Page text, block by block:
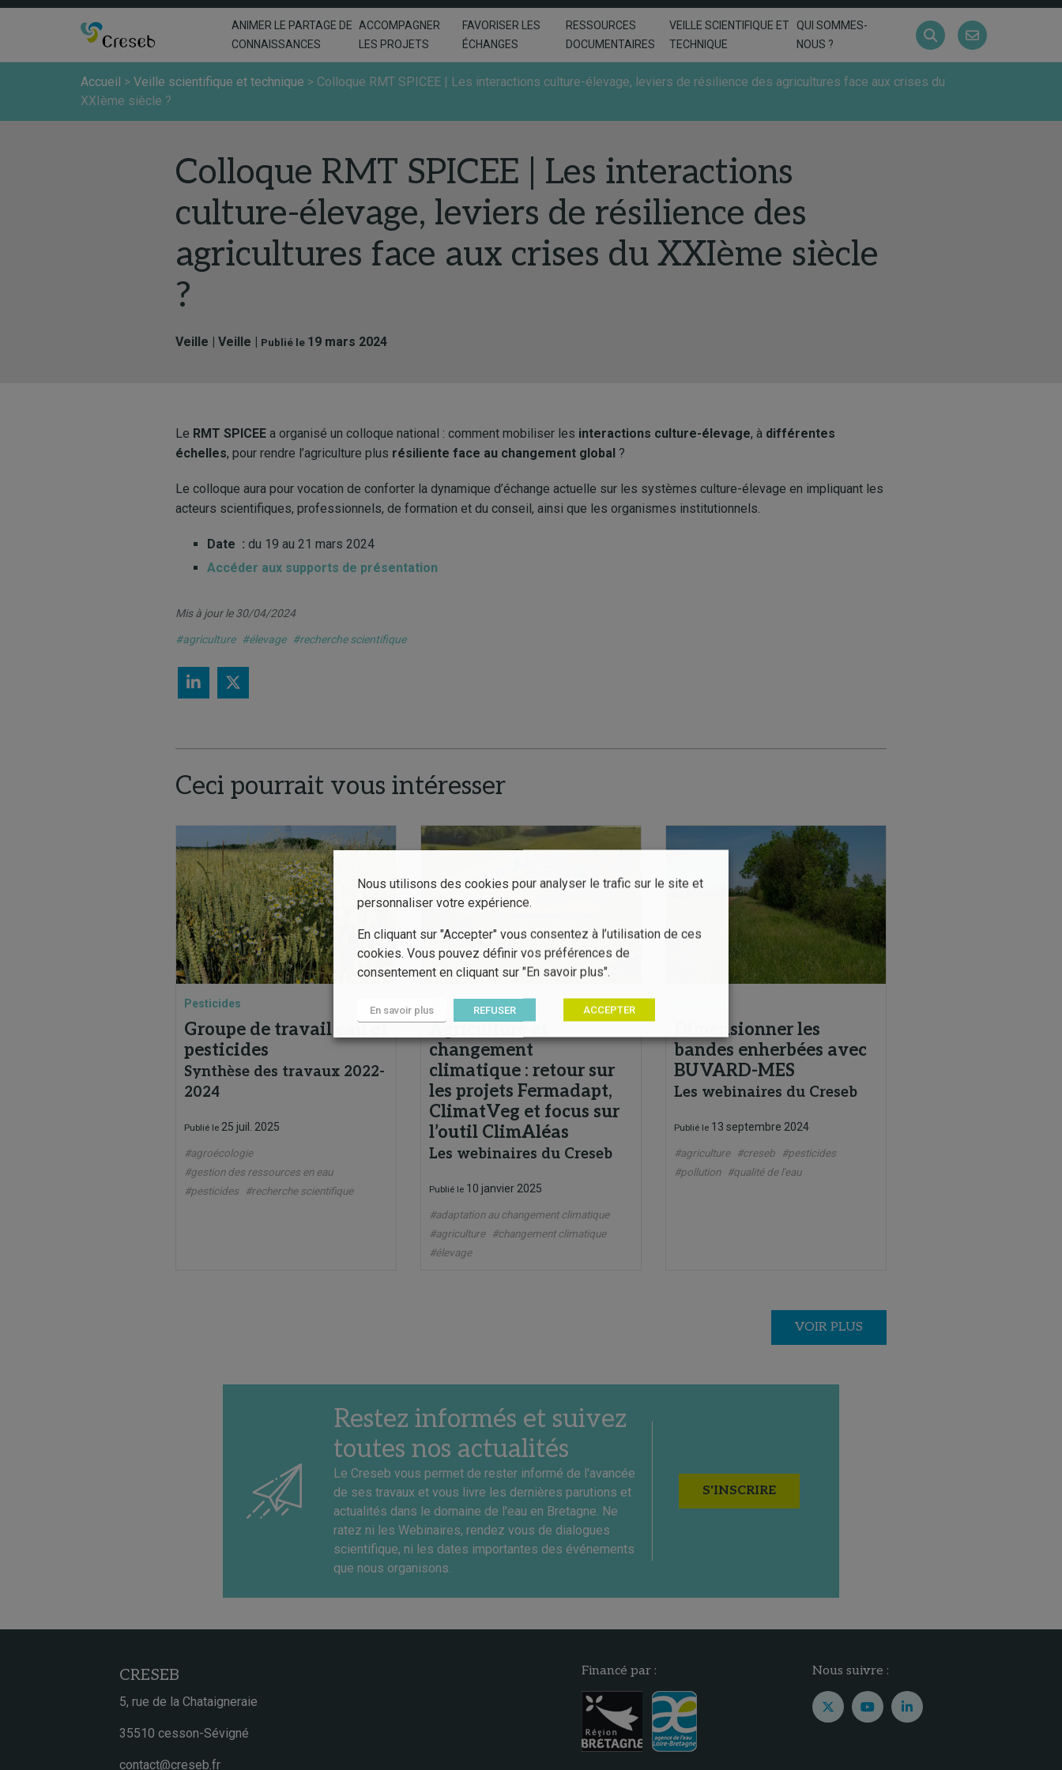
ANIMER LE PARTAGE DE
CONNAISSANCES
ACCOMPAGNER
LES PROJETS
FAVORISER LES
ÉCHANGES
RESSOURCES
DOCUMENTAIRES
VEILLE SCIENTIFIQUE ET
TECHNIQUE
QUI SOMMES-
NOUS ?
Accueil > Veille scientifique et technique > Colloque RMT SPICEE | Les interactions culture-élevage, leviers de résilience des agricultures face aux crises du
XXIème siècle ?
Colloque RMT SPICEE | Les interactions
culture-élevage, leviers de résilience des
agricultures face aux crises du XXIème siècle
?
Veille | Veille | Publié le 19 mars 2024
Le RMT SPICEE a organisé un colloque national : comment mobiliser les interactions culture-élevage, à différentes
échelles, pour rendre l’agriculture plus résiliente face au changement global ?
Le colloque aura pour vocation de conforter la dynamique d’échange actuelle sur les systèmes culture-élevage en impliquant les
acteurs scientifiques, professionnels, de formation et du conseil, ainsi que les organismes institutionnels.
Date : du 19 au 21 mars 2024
Accéder aux supports de présentation
Mis à jour le 30/04/2024
#agriculture #élevage #recherche scientifique
Ceci pourrait vous intéresser
Pesticides
Groupe de travail eau et
pesticides
Synthèse des travaux 2022-
2024
Publié le 25 juil. 2025
#agroécologie
#gestion des ressources en eau
#pesticides
#recherche scientifique
Webinaire
Agriculture et
changement
climatique : retour sur
les projets Fermadapt,
ClimatVeg et focus sur
l’outil ClimAléas
Les webinaires du Creseb
Publié le 10 janvier 2025
#adaptation au changement climatique
#agriculture
#changement climatique
#élevage
Dimensionner les
bandes enherbées avec
BUVARD-MES
Les webinaires du Creseb
Publié le 13 septembre 2024
#agriculture #creseb
#pesticides
#pollution
#qualité de l'eau
VOIR PLUS
Restez informés et suivez
toutes nos actualités
Le Creseb vous permet de rester informé de l'avancée
de ses travaux et vous livre les dernières parutions et
actualités dans le domaine de l'eau en Bretagne. Ne
ratez ni les Webinaires, rendez vous de dialogues
scientifique, ni les dates importantes des événements
que nous organisons.
S'INSCRIRE
CRESEB
5, rue de la Chataigneraie
35510 cesson-Sévigné
contact@creseb.fr
Financé par : Nous suivre :
Nous utilisons des cookies pour analyser le trafic sur le site et
personnaliser votre expérience.
En cliquant sur "Accepter" vous consentez à l’utilisation de ces
cookies. Vous pouvez définir vos préférences de
consentement en cliquant sur "En savoir plus".
En savoir plus REFUSER ACCEPTER